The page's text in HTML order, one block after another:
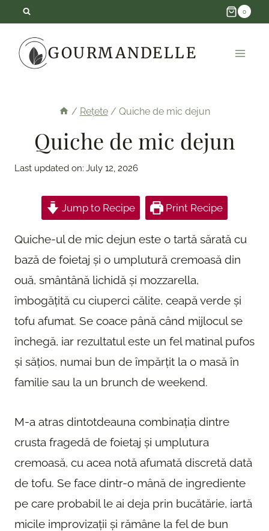
content
0
GOURMANDELLE
/ Rețete / Quiche de mic dejun
Quiche de mic dejun
Last updated on: July 12, 2026
Jump to Recipe Print Recipe
Quiche-ul de mic dejun este o tartă sărată cu
bază de foietaj și o umplutură cremoasă din
ouă, smântână lichidă și mozzarella,
îmbogățită cu ciuperci călite, ceapă verde și
tofu afumat. Se coace până când mijlocul se
închegă, iar rezultatul este un fel matinal pufos
și sățios, numai bun de împărțit la o masă în
familie sau la un brunch de weekend.
M-a atras dintotdeauna combinația dintre
crusta fragedă de foietaj și umplutura
cremoasă, cu acea notă afumată discretă dată
de tofu. Se face dintr-o mână de ingrediente
pe care probabil le ai deja prin bucătărie, iartă
micile improvizații și rămâne la fel de bun